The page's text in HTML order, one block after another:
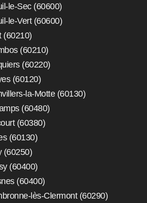
le-Sec (60600)
le-Vert (60600)
(60210)
(60210)
(60220)
(60120)
la-Motte (60130)
(60480)
(60380)
(60130)
(60250)
(60400)
(60400)
lès-Clermont (60290)